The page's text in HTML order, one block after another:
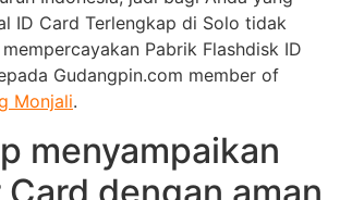
ID Card Terlengkap di Solo tidak
Pabrik Flashdisk ID
Gudangpin.com member of
Monjali.
menyampaikan
dengan aman